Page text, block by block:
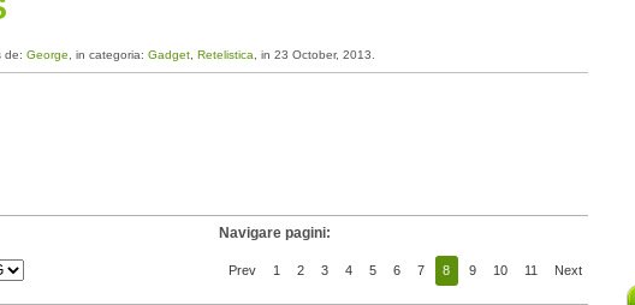
de: George , in categoria: Gadget Retelistica , in 23 October, 2013.
Navigare pagini:
Prev 1 2 3 4 5 6 7 8 9 10 11 Next